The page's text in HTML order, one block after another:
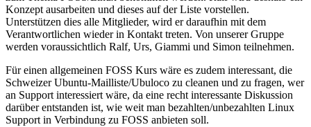
Konzept ausarbeiten und dieses auf der Liste vorstellen.
Unterstützen dies alle Mitglieder, wird er daraufhin mit dem
Verantwortlichen wieder in Kontakt treten. Von unserer Gruppe
werden voraussichtlich Ralf, Urs, Giammi und Simon teilnehmen.
Für einen allgemeinen FOSS Kurs wäre es zudem interessant, die
Schweizer Ubuntu-Mailliste/Ubuloco zu cleanen und zu fragen, wer
an Support interessiert wäre, da eine recht interessante Diskussion
darüber entstanden ist, wie weit man bezahlten/unbezahlten Linux
Support in Verbindung zu FOSS anbieten soll.